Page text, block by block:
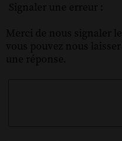
Signaler une erreur :
Merci de nous signaler
vous pouvez nous
une réponse.